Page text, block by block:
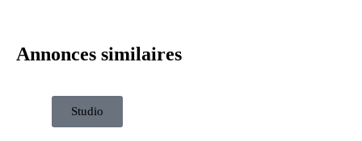
Annonces similaires
Studio